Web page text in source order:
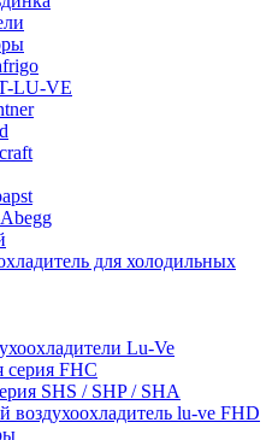
LU-VE
для холодильных
Lu-Ve
серия FHC
SHS / SHP / SHA
воздухоохладитель lu-ve FHD